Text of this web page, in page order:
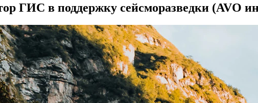
ГИС в поддержку сейсморазведки (AVO